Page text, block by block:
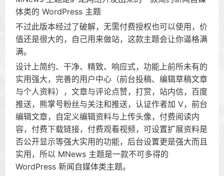
体类的 WordPress 主题
不过此版本经过了破解，无需付费授权也可以使用，价
值还是很大的，自己用来做站，这款主题会让你逼格满
满。
设计上简约、干净、精致、响应式，功能上前所未有的
实用强大，完善的用户中心（前台投稿、编辑草稿文章
与个人资料），文章与评论点赞，打赏，站内信，百度
推送，熊掌号粉丝与关注和推送，认证作者加 V，前台
编辑文章，自定义编辑资料与上传头像，付费阅读内
容，付费下载链接，付费观看视频，可设置扩展资料是
否公开显示等强大实用的功能，后台设置更是强大而且
实用，所以 MNews 主题是一款不可多得的
WordPress 新闻自媒体类主题。